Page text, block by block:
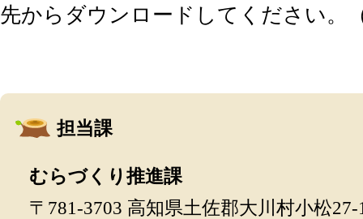
先からダウンロードしてください。
担当課
むらづくり推進課
〒781-3703 高知県土佐郡大川村小松27-